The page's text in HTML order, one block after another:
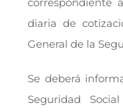
diaria de
General de la
Se deberá
Seguridad